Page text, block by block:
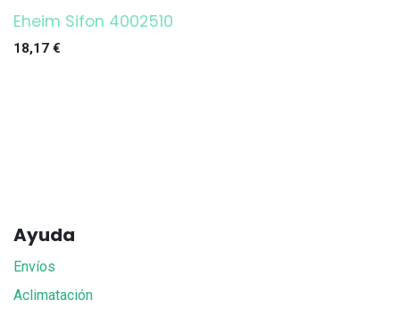
Eheim Sifon 4002510
18,17 €
Ayuda
Envíos
Aclimatación